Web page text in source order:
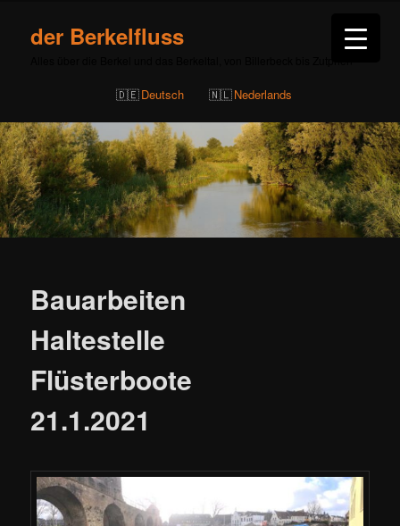
der Berkelfluss
Deutsch Nederlands
Bauarbeiten
Haltestelle
Flüsterboote
21.1.2021